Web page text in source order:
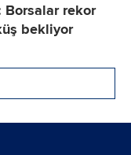
Borsalar rekor
bekliyor